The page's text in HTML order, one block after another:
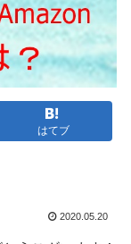
はてブ
2020.05.20